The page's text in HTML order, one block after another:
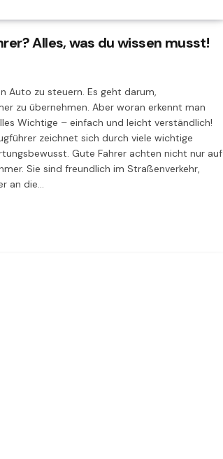
Alles, was du wissen musst!
Auto zu steuern. Es geht darum,
zu übernehmen. Aber woran erkennt man
Wichtige – einfach und leicht verständlich!
zeichnet sich durch viele wichtige
Gute Fahrer achten nicht nur auf
Sie sind freundlich im Straßenverkehr,
an die…